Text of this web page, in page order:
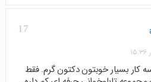
17
کار بسیار خوبتون دکتون گرم. فقط